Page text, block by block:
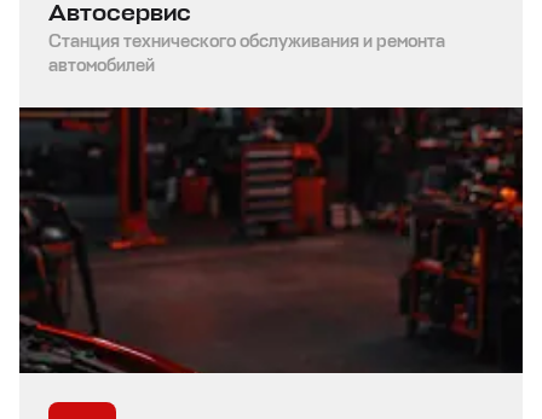
Автосервис
Станция технического обслуживания и ремонта
автомобилей